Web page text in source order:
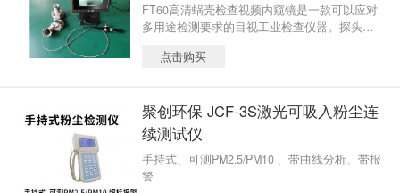
FT60高清蜗壳检查视频内窥镜是一款可以应对
多用途检测要求的目视工业检查仪器。探头搭
D辅助照明系统，一体式11寸控制显示终端，
头，更加灵活进入蜗壳，弹簧软管，坚固耐
磨，非常适合精密铸件、模具和其他狭小空间
的部件进行影像检查。
点击购买
聚创环保 JCF-3S激光可吸入粉尘连
续测试仪
手持式、可测PM2.5/PM10 、带曲线分析、带报
警